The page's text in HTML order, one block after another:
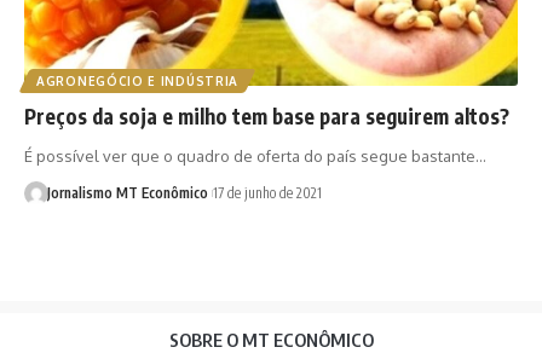
AGRONEGÓCIO E INDÚSTRIA
Preços da soja e milho tem base para seguirem altos?
É possível ver que o quadro de oferta do país segue bastante…
Jornalismo MT Econômico 17 de junho de 2021
SOBRE O MT ECONÔMICO